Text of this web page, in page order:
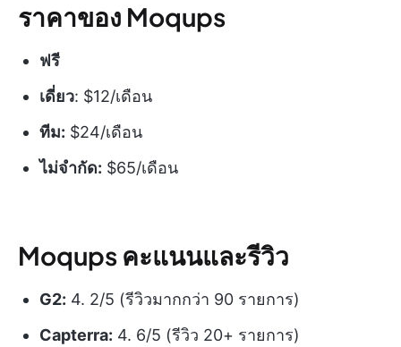
ราคาของ Moqups
ฟรี
เดี่ยว: $12/เดือน
ทีม: $24/เดือน
ไม่จำกัด: $65/เดือน
Moqups คะแนนและรีวิว
G2: 4. 2/5 (รีวิวมากกว่า 90 รายการ)
Capterra: 4. 6/5 (รีวิว 20+ รายการ)